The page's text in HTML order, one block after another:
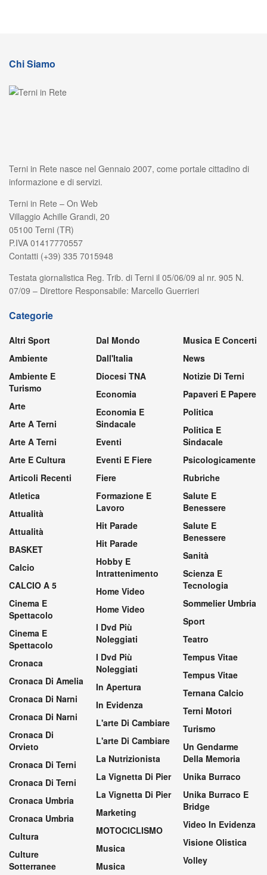
Chi Siamo
Terni in Rete nasce nel Gennaio 2007, come portale cittadino di
informazione e di servizi.
Terni in Rete – On Web
Villaggio Achille Grandi, 20
05100 Terni (TR)
P.IVA 01417770557
Contatti (+39) 335 7015948
Testata giornalistica Reg. Trib. di Terni il 05/06/09 al nr. 905 N.
07/09 – Direttore Responsabile: Marcello Guerrieri
Categorie
Altri Sport
Ambiente
Ambiente E
Turismo
Arte
Arte A Terni
Arte A Terni
Arte E Cultura
Articoli Recenti
Atletica
Attualità
Attualità
BASKET
Calcio
CALCIO A 5
Cinema E
Spettacolo
Cinema E
Spettacolo
Cronaca
Cronaca Di Amelia
Cronaca Di Narni
Cronaca Di Narni
Cronaca Di
Orvieto
Cronaca Di Terni
Cronaca Di Terni
Cronaca Umbria
Cronaca Umbria
Cultura
Culture
Sotterranee
Dal Mondo
Dall'Italia
Diocesi TNA
Economia
Economia E
Sindacale
Eventi
Eventi E Fiere
Fiere
Formazione E
Lavoro
Hit Parade
Hit Parade
Hobby E
Intrattenimento
Home Video
Home Video
I Dvd Più
Noleggiati
I Dvd Più
Noleggiati
In Apertura
In Evidenza
L'arte Di Cambiare
L'arte Di Cambiare
La Nutrizionista
La Vignetta Di Pier
La Vignetta Di Pier
Marketing
MOTOCICLISMO
Musica
Musica
Musica E Concerti
News
Notizie Di Terni
Papaveri E Papere
Politica
Politica E
Sindacale
Psicologicamente
Rubriche
Salute E
Benessere
Salute E
Benessere
Sanità
Scienza E
Tecnologia
Sommelier Umbria
Sport
Teatro
Tempus Vitae
Tempus Vitae
Ternana Calcio
Terni Motori
Turismo
Un Gendarme
Della Memoria
Unika Burraco
Unika Burraco E
Bridge
Video In Evidenza
Visione Olistica
Volley